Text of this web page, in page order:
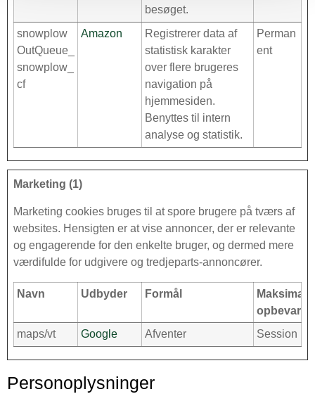
besøget.
snowplow
OutQueue_
snowplow_
cf
Amazon
Registrerer data af
statistisk karakter
over flere brugeres
navigation på
hjemmesiden.
Benyttes til intern
analyse og statistik.
Perman
ent
Marketing (1)
Marketing cookies bruges til at spore brugere på tværs af
websites. Hensigten er at vise annoncer, der er relevante
og engagerende for den enkelte bruger, og dermed mere
værdifulde for udgivere og tredjeparts-annoncører.
Navn Udbyder Formål
Maksimal
maps/vt
Google Afventer Session
Personoplysninger